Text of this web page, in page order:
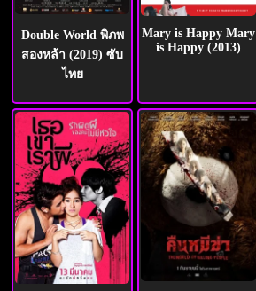
Double World พิภพ
สองหล้า (2019) ซับ
ไทย
Mary is Happy Mary
is Happy (2013)